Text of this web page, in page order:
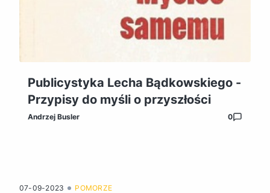
Publicystyka Lecha Bądkowskiego -
Przypisy do myśli o przyszłości
Andrzej Busler 0
07-09-2023 POMORZE